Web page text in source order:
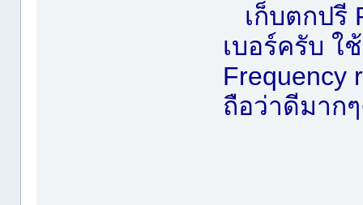
เก็บตกปรี
เบอร์ครับ ใ
Frequency
ถือว่าดีมาก